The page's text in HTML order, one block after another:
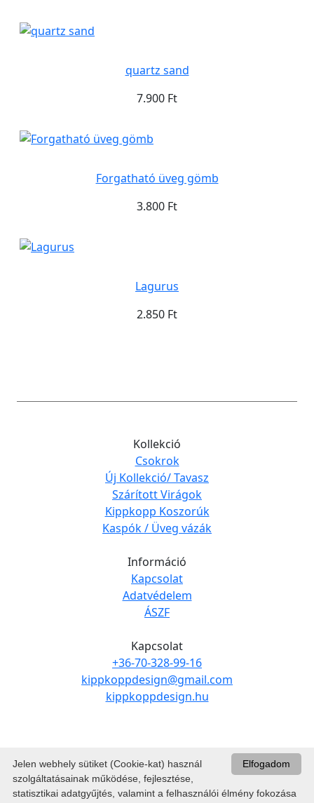
quartz sand
7.900 Ft
Forgatható üveg gömb
3.800 Ft
Lagurus
2.850 Ft
Kollekció
Csokrok
Új Kollekció/ Tavasz
Szárított Virágok
Kippkopp Koszorúk
Kaspók / Üveg vázák
Információ
Kapcsolat
Adatvédelem
ÁSZF
Kapcsolat
+36-70-328-99-16
kippkoppdesign@gmail.com
kippkoppdesign.hu
Elfogadom
Jelen webhely sütiket (Cookie-kat) használ
szolgáltatásainak működése, fejlesztése,
statisztikai adatgyűjtés, valamint a felhasználói élmény fokozása